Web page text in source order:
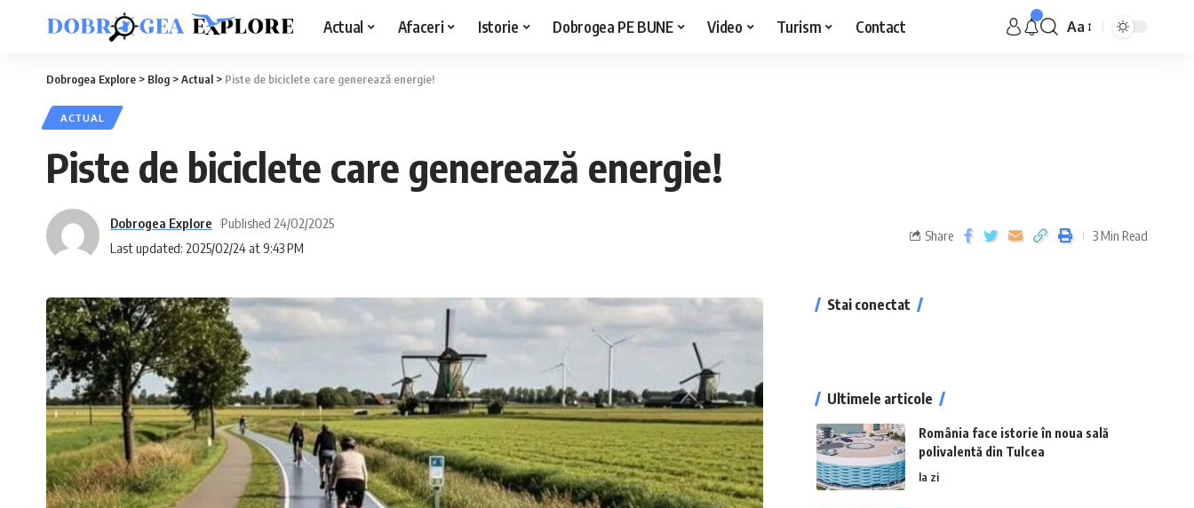
Actual Afaceri Istorie Dobrogea PE BUNE Video Turism Contact Aa
Dobrogea Explore > Blog >Actual > Piste de biciclete care generează energie!
ACTUAL
Piste de biciclete care generează energie!
Last updated: 2025/02/24 at 9:43 PM
Dobrogea Explore Published 24/02/2025
Share 3 Min Read
Stai conectat
Ultimele articole
România face istorie în noua sală
polivalentă din Tulcea
la zi